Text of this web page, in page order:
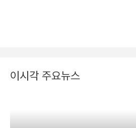
이시각 주요뉴스